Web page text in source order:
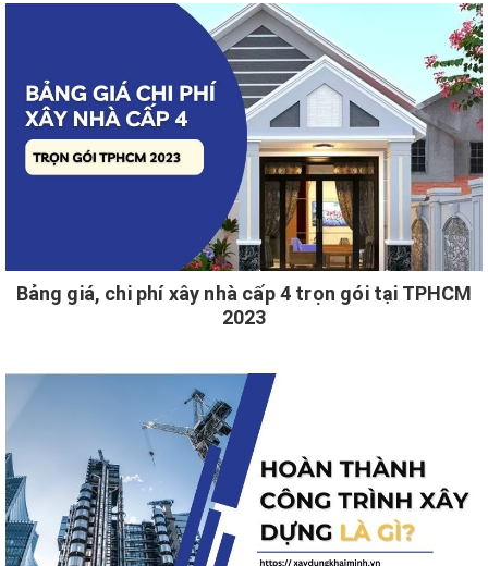
Bảng giá, chi phí xây nhà cấp 4 trọn gói tại TPHCM
2023